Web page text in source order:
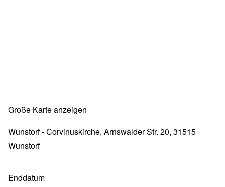
Große Karte anzeigen
Wunstorf - Corvinuskirche, Arnswalder Str. 20, 31515
Wunstorf
Enddatum